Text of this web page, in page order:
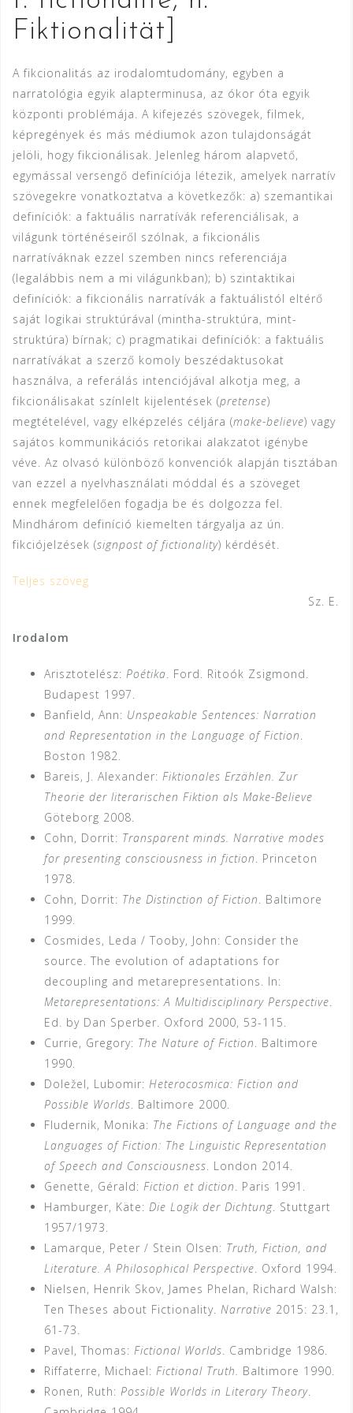
Fiktionalität]
A fikcionalitás az irodalomtudomány, egyben a
narratológia egyik alapterminusa, az ókor óta egyik
központi problémája. A kifejezés szövegek, filmek,
képregények és más médiumok azon tulajdonságát
jelöli, hogy fikcionálisak. Jelenleg három alapvető,
egymással versengő definíciója létezik, amelyek narratív
szövegekre vonatkoztatva a következők: a) szemantikai
definíciók: a faktuális narratívák referenciálisak, a
világunk történéseiről szólnak, a fikcionális
narratíváknak ezzel szemben nincs referenciája
(legalábbis nem a mi világunkban); b) szintaktikai
definíciók: a fikcionális narratívák a faktuálistól eltérő
saját logikai struktúrával (mintha-struktúra, mint-
struktúra) bírnak; c) pragmatikai definíciók: a faktuális
narratívákat a szerző komoly beszédaktusokat
használva, a referálás intenciójával alkotja meg, a
fikcionálisakat színlelt kijelentések (pretense)
megtételével, vagy elképzelés céljára (make-believe) vagy
sajátos kommunikációs retorikai alakzatot igénybe
véve. Az olvasó különböző konvenciók alapján tisztában
van ezzel a nyelvhasználati móddal és a szöveget
ennek megfelelően fogadja be és dolgozza fel.
Mindhárom definíció kiemelten tárgyalja az ún.
fikciójelzések (signpost of fictionality) kérdését.
Teljes szöveg
Sz. E.
Irodalom
Arisztotelész: Poétika. Ford. Ritoók Zsigmond.
Budapest 1997.
Banfield, Ann: Unspeakable Sentences: Narration
and Representation in the Language of Fiction.
Boston 1982.
Bareis, J. Alexander: Fiktionales Erzählen. Zur
Theorie der literarischen Fiktion als Make-Believe
Göteborg 2008.
Cohn, Dorrit: Transparent minds. Narrative modes
for presenting consciousness in fiction. Princeton
1978.
Cohn, Dorrit: The Distinction of Fiction. Baltimore
1999.
Cosmides, Leda / Tooby, John: Consider the
source. The evolution of adaptations for
decoupling and metarepresentations. In:
Metarepresentations: A Multidisciplinary Perspective.
Ed. by Dan Sperber. Oxford 2000, 53-115.
Currie, Gregory: The Nature of Fiction. Baltimore
1990.
Doležel, Lubomir: Heterocosmica: Fiction and
Possible Worlds. Baltimore 2000.
Fludernik, Monika: The Fictions of Language and the
Languages of Fiction: The Linguistic Representation
of Speech and Consciousness. London 2014.
Genette, Gérald: Fiction et diction. Paris 1991.
Hamburger, Käte: Die Logik der Dichtung. Stuttgart
1957/1973.
Lamarque, Peter / Stein Olsen: Truth, Fiction, and
Literature. A Philosophical Perspective. Oxford 1994.
Nielsen, Henrik Skov, James Phelan, Richard Walsh:
Ten Theses about Fictionality. Narrative 2015: 23.1,
61-73.
Pavel, Thomas: Fictional Worlds. Cambridge 1986.
Riffaterre, Michael: Fictional Truth. Baltimore 1990.
Ronen, Ruth: Possible Worlds in Literary Theory.